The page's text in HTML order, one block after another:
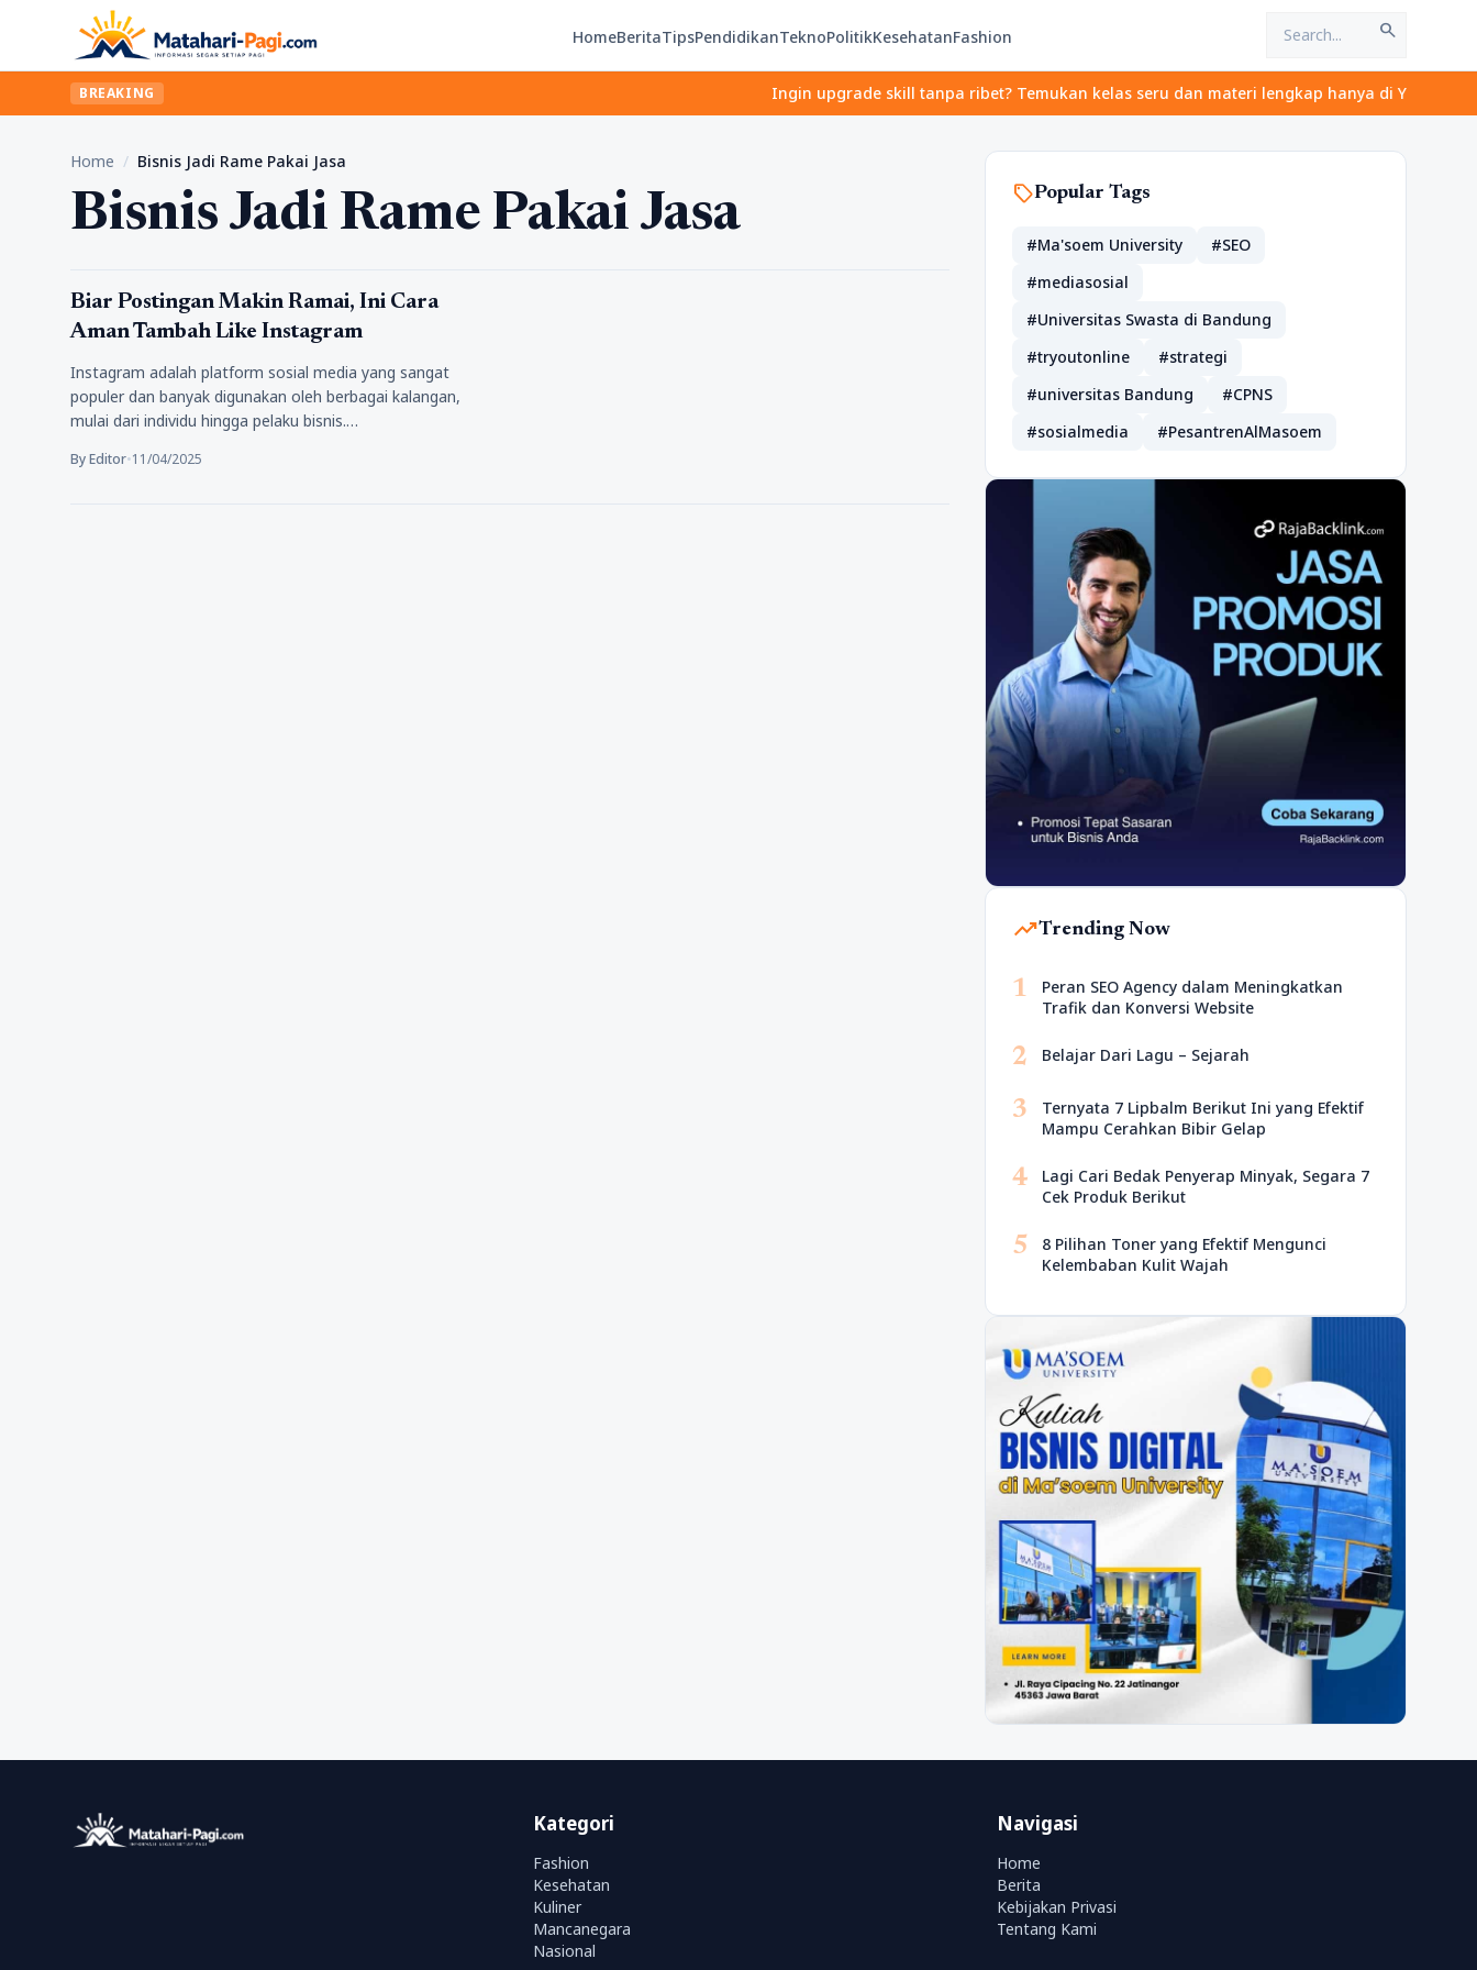
HomeBeritaTipsPendidikanTeknoPolitikKesehatanFashion search
BREAKING Ingin upgrade skill tanpa ribet? Temukan kelas seru dan materi lengkap hanya di
Home / Bisnis Jadi Rame Pakai Jasa
Bisnis Jadi Rame Pakai Jasa
Tips
Biar Postingan Makin Ramai, Ini Cara
Aman Tambah Like Instagram
Instagram adalah platform sosial media yang sangat
populer dan banyak digunakan oleh berbagai kalangan,
mulai dari individu hingga pelaku bisnis.…
By Editor•11/04/2025
sellPopular Tags
#Ma'soem University
#SEO
#mediasosial
#Universitas Swasta di Bandung
#tryoutonline
#strategi
#universitas Bandung
#CPNS
#sosialmedia
#PesantrenAlMasoem
trending_upTrending Now
1
Peran SEO Agency dalam Meningkatkan
Trafik dan Konversi Website
2 Belajar Dari Lagu – Sejarah
3
Ternyata 7 Lipbalm Berikut Ini yang Efektif
Mampu Cerahkan Bibir Gelap
4
Lagi Cari Bedak Penyerap Minyak, Segara 7
Cek Produk Berikut
5
8 Pilihan Toner yang Efektif Mengunci
Kelembaban Kulit Wajah
Kategori
Fashion
Kesehatan
Kuliner
Mancanegara
Nasional
Navigasi
Home
Berita
Kebijakan Privasi
Tentang Kami